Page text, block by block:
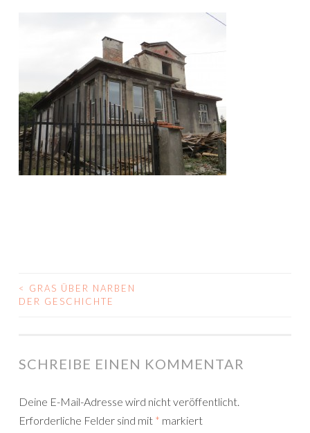
BEITRAGS-
<
GRAS ÜBER NARBEN
DER GESCHICHTE
SCHREIBE EINEN KOMMENTAR
Deine E-Mail-Adresse wird nicht veröffentlicht.
Erforderliche Felder sind mit * markiert